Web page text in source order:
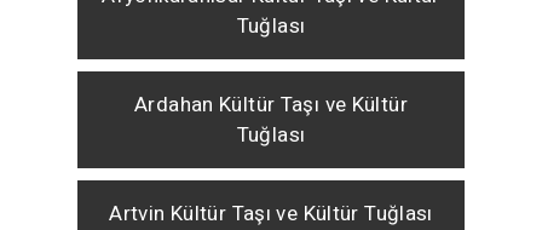
Tuğlası
Ardahan Kültür Taşı ve Kültür
Tuğlası
Artvin Kültür Taşı ve Kültür Tuğlası